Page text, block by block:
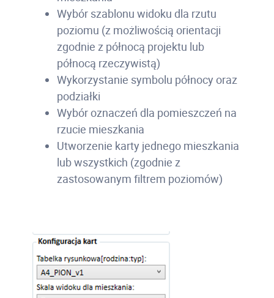
Wybór szablonu widoku dla rzutu
poziomu (z możliwością orientacji
zgodnie z północą projektu lub
północą rzeczywistą)
Wykorzystanie symbolu północy oraz
podziałki
Wybór oznaczeń dla pomieszczeń na
rzucie mieszkania
Utworzenie karty jednego mieszkania
lub wszystkich (zgodnie z
zastosowanym filtrem poziomów)